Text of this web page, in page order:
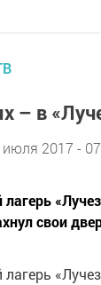
– в
июля 2017 -
свои